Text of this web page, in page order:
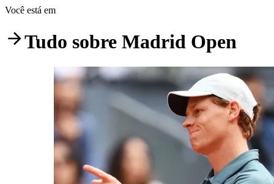
Você está em
Tudo sobre Madrid Open